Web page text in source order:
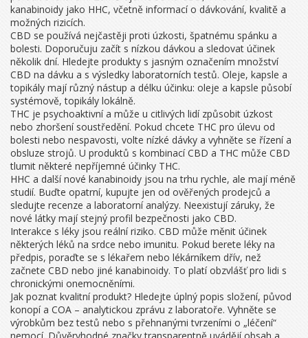
kanabinoidy jako HHC, včetně informací o dávkování, kvalitě a
možných rizicích.
CBD se používá nejčastěji proti úzkosti, špatnému spánku a
bolesti. Doporučuju začít s nízkou dávkou a sledovat účinek
několik dní. Hledejte produkty s jasným označením množství
CBD na dávku a s výsledky laboratorních testů. Oleje, kapsle a
topikály mají různý nástup a délku účinku: oleje a kapsle působí
systémově, topikály lokálně.
THC je psychoaktivní a může u citlivých lidí způsobit úzkost
nebo zhoršení soustředění. Pokud chcete THC pro úlevu od
bolesti nebo nespavosti, volte nízké dávky a vyhněte se řízení a
obsluze strojů. U produktů s kombinací CBD a THC může CBD
tlumit některé nepříjemné účinky THC.
HHC a další nové kanabinoidy jsou na trhu rychle, ale mají méně
studií. Buďte opatrní, kupujte jen od ověřených prodejců a
sledujte recenze a laboratorní analýzy. Neexistují záruky, že
nové látky mají stejný profil bezpečnosti jako CBD.
Interakce s léky jsou reální riziko. CBD může měnit účinek
některých léků na srdce nebo imunitu. Pokud berete léky na
předpis, poraďte se s lékařem nebo lékárníkem dřív, než
začnete CBD nebo jiné kanabinoidy. To platí obzvlášť pro lidi s
chronickými onemocněními.
Jak poznat kvalitní produkt? Hledejte úplný popis složení, původ
konopí a COA – analytickou zprávu z laboratoře. Vyhněte se
výrobkům bez testů nebo s přehnanými tvrzeními o „léčení“